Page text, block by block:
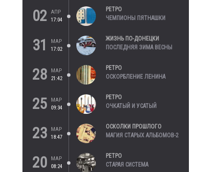
02
АПР
17:04
РЕТРО
ЧЕМПИОНЫ ПЯТНАШКИ
31
МАР
17:02
ЖИЗНЬ ПО-ДОНЕЦКИ
ПОСЛЕДНЯЯ ЗИМА ВЕСНЫ
28
МАР
21:42
РЕТРО
ОСКОРБЛЕНИЕ ЛЕНИНА
25
МАР
09:34
РЕТРО
ОЧКАТЫЙ И УСАТЫЙ
23
МАР
18:47
ОСКОЛКИ ПРОШЛОГО
МАГИЯ СТАРЫХ АЛЬБОМОВ-2
20
МАР
08:24
РЕТРО
СТАРАЯ СИСТЕМА